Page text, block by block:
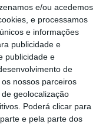
e/ou acedemos
e processamos
e informações
publicidade e
publicidade e
de
nossos parceiros
geolocalização
Poderá clicar para
e pela parte dos
Dow Jones
mas
. Já o
cair 0,38%,
avançar 0,13%,